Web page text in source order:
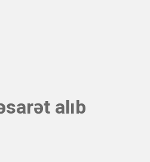
alıb